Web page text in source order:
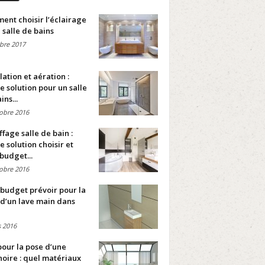
choisir l’éclairage
salle de bains
2017
et aération :
solution pour un salle
2016
salle de bain :
solution choisir et
2016
prévoir pour la
lave main dans
2016
la pose d’une
: quel matériaux